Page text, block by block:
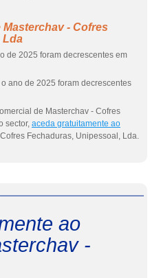
- Cofres
Lda
de 2025 foram decrescentes em
ano de 2025 foram decrescentes
de Masterchav - Cofres
sector, aceda gratuitamente ao
Fechaduras, Unipessoal, Lda.
ao
-